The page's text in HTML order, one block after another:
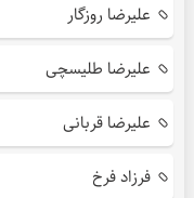
علیرضا روزگار
علیرضا طلیسچی
علیرضا قربانی
فرزاد فرخ